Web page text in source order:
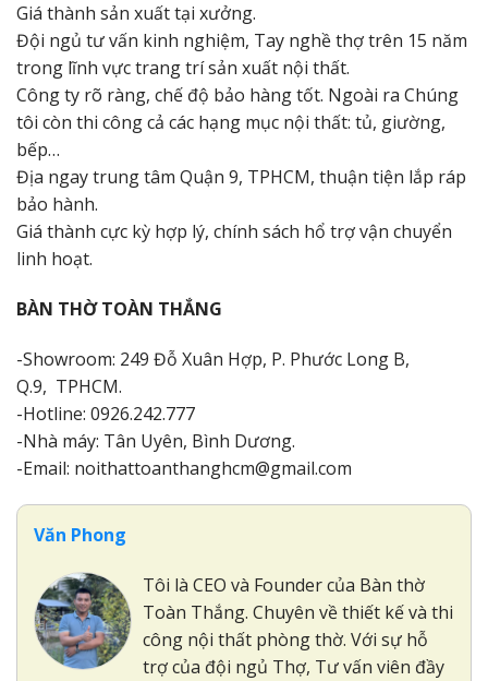
Giá thành sản xuất tại xưởng.
Đội ngủ tư vấn kinh nghiệm, Tay nghề thợ trên 15 năm
trong lĩnh vực trang trí sản xuất nội thất.
Công ty rõ ràng, chế độ bảo hàng tốt. Ngoài ra Chúng
tôi còn thi công cả các hạng mục nội thất: tủ, giường,
bếp…
Địa ngay trung tâm Quận 9, TPHCM, thuận tiện lắp ráp
bảo hành.
Giá thành cực kỳ hợp lý, chính sách hổ trợ vận chuyển
linh hoạt.
BÀN THỜ TOÀN THẮNG
-Showroom: 249 Đỗ Xuân Hợp, P. Phước Long B,
Q.9, TPHCM.
-Hotline: 0926.242.777
-Nhà máy: Tân Uyên, Bình Dương.
-Email: noithattoanthanghcm@gmail.com
Văn Phong
Tôi là CEO và Founder của Bàn thờ
Toàn Thắng. Chuyên về thiết kế và thi
công nội thất phòng thờ. Với sự hỗ
trợ của đội ngủ Thợ, Tư vấn viên đầy